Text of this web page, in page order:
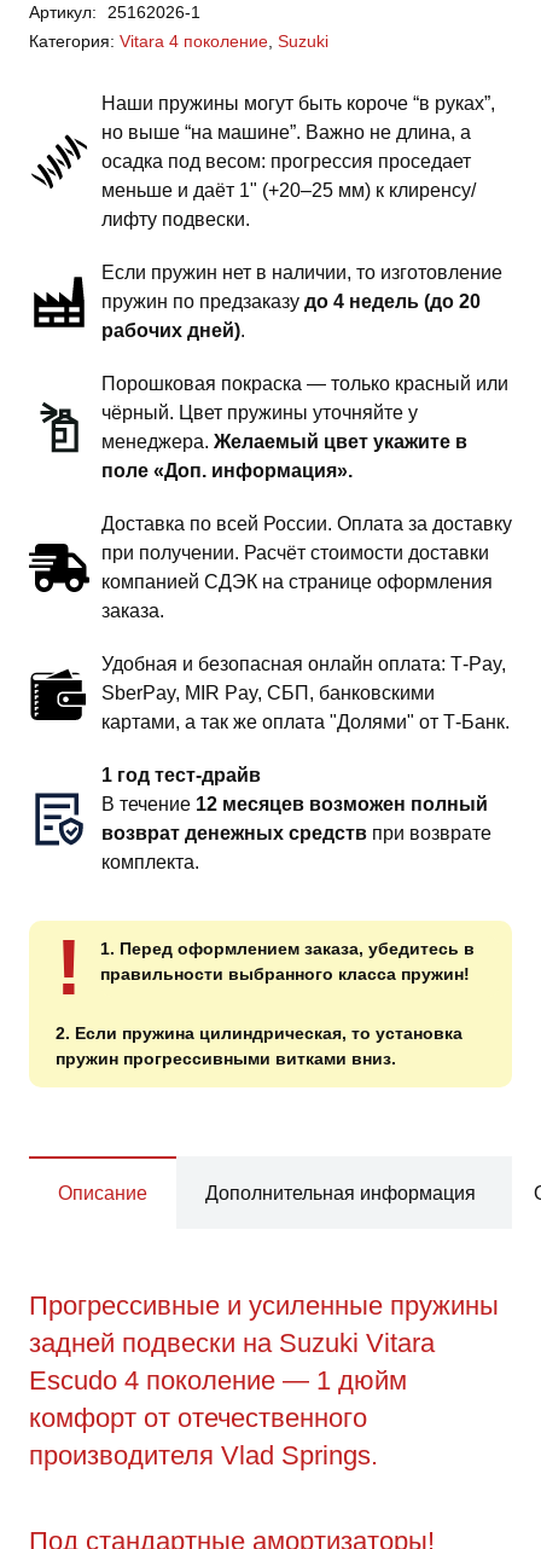
Vitara
Escudo
поколение
пружины
Артикул:
25162026-1
Категория: Vitara 4 поколение Suzuki
Наши пружины могут быть короче “в руках”,
но выше “на машине”. Важно не длина, а
осадка под весом: прогрессия проседает
меньше и даёт 1" (+20–25 мм) к клиренсу/
лифту подвески.
Если пружин нет в наличии, то изготовление
пружин по предзаказу до 4 недель (до 20
рабочих дней).
Порошковая покраска — только красный или
чёрный. Цвет пружины уточняйте у
менеджера. Желаемый цвет укажите в
поле «Доп. информация».
Доставка по всей России. Оплата за доставку
при получении. Расчёт стоимости доставки
компанией СДЭК на странице оформления
заказа.
Удобная и безопасная онлайн оплата: T‑Pay,
SberPay, MIR Pay, СБП, банковскими
картами, а так же оплата "Долями" от Т-Банк.
1 год тест-драйв
В течение 12 месяцев возможен полный
возврат денежных средств при возврате
комплекта.
!
1. Перед оформлением заказа, убедитесь в
правильности выбранного класса пружин!
2. Если пружина цилиндрическая, то установка
пружин прогрессивными витками вниз.
Описание Дополнительная информация
Прогрессивные и усиленные пружины
задней подвески на Suzuki Vitara
Escudo 4 поколение — 1 дюйм
комфорт от отечественного
производителя Vlad Springs.
Под стандартные амортизаторы!